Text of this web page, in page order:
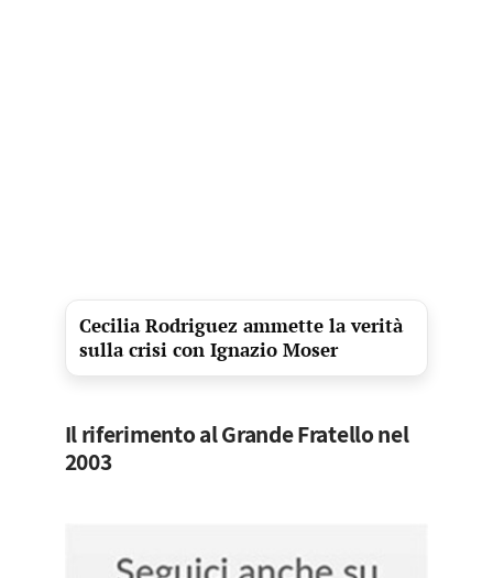
Cecilia Rodriguez ammette la verità
sulla crisi con Ignazio Moser
Il riferimento al Grande Fratello nel
2003